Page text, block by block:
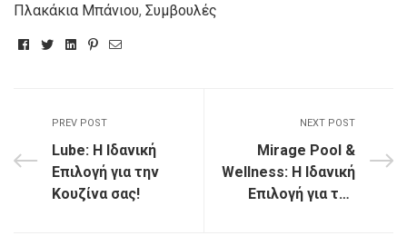
Πλακάκια Μπάνιου, Συμβουλές
FacebookTwitterLinkedinPinterest
Email
PREV POST
Lube: Η Ιδανική
Επιλογή για την
Κουζίνα σας!
NEXT POST
Mirage Pool &
Wellness: Η Ιδανική
Επιλογή για την